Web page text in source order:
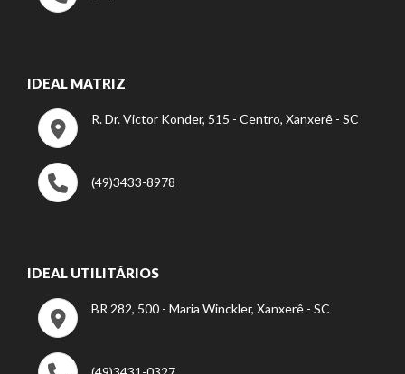
IDEAL MATRIZ
R. Dr. Victor Konder, 515 - Centro, Xanxerê - SC
(49)3433-8978
IDEAL UTILITÁRIOS
BR 282, 500 - Maria Winckler, Xanxerê - SC